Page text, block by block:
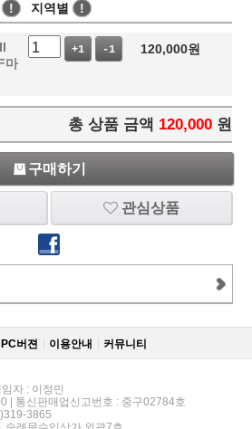
! 지역별 !
마
+1 -1 120,000원
총 상품 금액 120,000 원
구매하기
관심상품
PC버젼 이용안내 커뮤니티
자 : 이정민
| 통신판매업신고번호 : 중구02784호
3865